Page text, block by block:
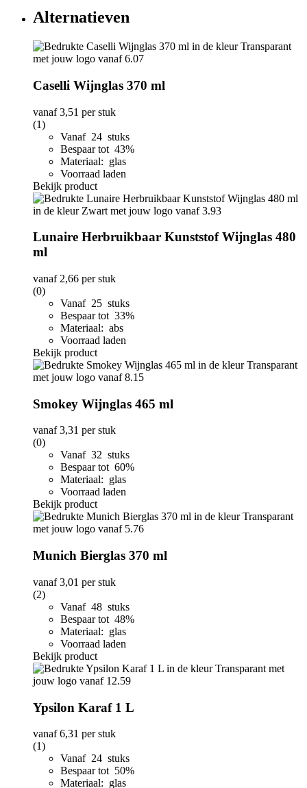
Alternatieven
Caselli Wijnglas 370 ml
vanaf3,51 per stuk
(1)
Vanaf 24 stuks
Bespaar tot 43%
Materiaal: glas
Voorraad laden
Bekijk product
Lunaire Herbruikbaar Kunststof Wijnglas 480
ml
vanaf 2,66 per stuk
(0)
Vanaf 25 stuks
Bespaar tot 33%
Materiaal: abs
Voorraad laden
Bekijk product
Smokey Wijnglas 465 ml
vanaf3,31 per stuk
(0)
Vanaf 32 stuks
Bespaar tot 60%
Materiaal: glas
Voorraad laden
Bekijk product
Munich Bierglas 370 ml
vanaf3,01 per stuk
(2)
Vanaf 48 stuks
Bespaar tot 48%
Materiaal: glas
Voorraad laden
Bekijk product
Ypsilon Karaf 1 L
vanaf6,31 per stuk
(1)
Vanaf 24 stuks
Bespaar tot 50%
Materiaal: glas